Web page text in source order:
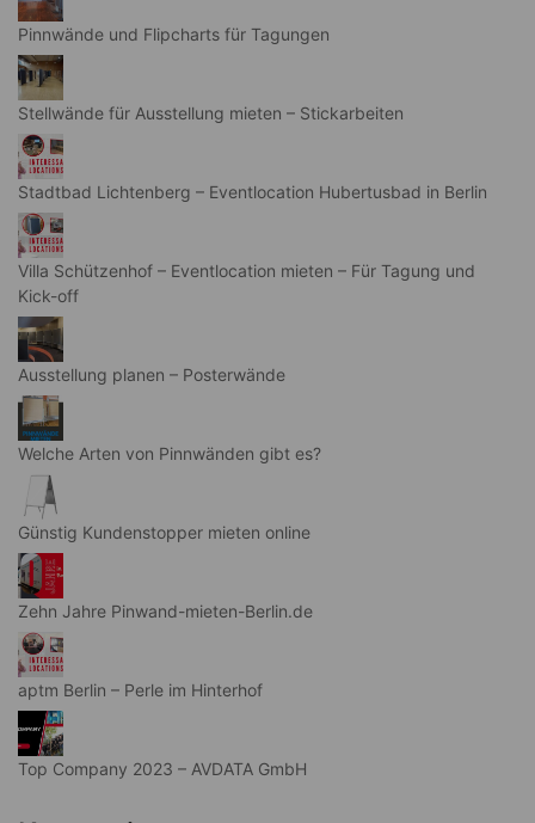
Pinnwände und Flipcharts für Tagungen
Stellwände für Ausstellung mieten – Stickarbeiten
Stadtbad Lichtenberg – Eventlocation Hubertusbad in Berlin
Villa Schützenhof – Eventlocation mieten – Für Tagung und
Kick-off
Ausstellung planen – Posterwände
Welche Arten von Pinnwänden gibt es?
Günstig Kundenstopper mieten online
Zehn Jahre Pinwand-mieten-Berlin.de
aptm Berlin – Perle im Hinterhof
Top Company 2023 – AVDATA GmbH